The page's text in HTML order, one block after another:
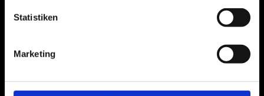
Statistiken
Marketing